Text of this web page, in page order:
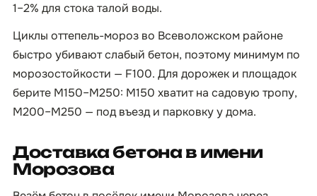
1–2% для стока талой воды.
Циклы оттепель-мороз во Всеволожском районе
быстро убивают слабый бетон, поэтому минимум по
морозостойкости — F100. Для дорожек и площадок
берите М150–М250: М150 хватит на садовую тропу,
М200–М250 — под въезд и парковку у дома.
Доставка бетона в имени
Морозова